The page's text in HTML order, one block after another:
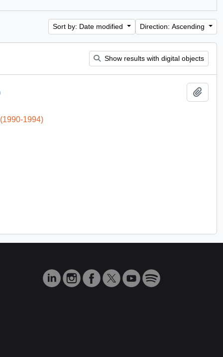
Sort by: Date modified Direction: Ascending
Show results with digital objects
1994)